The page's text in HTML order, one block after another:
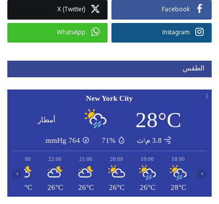
Facebook
X (Twitter)
Instagram
WhatsApp
الطقس
New York City
28°C أمطار
3.8 م\ث 71%
764
mmHg
18:00
28°C
19:00
26°C
20:00
26°C
21:00
26°C
22:00
26°C
23:00
26°C
‹ ›